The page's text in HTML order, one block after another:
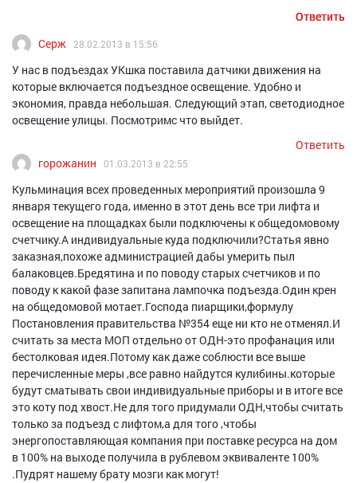
Ответить
Ответить
Ответить
Серж
28.02.2013 в 15:56
У нас в подъездах УКшка поставила датчики движения на
которые включается подъездное освещение. Удобно и
экономия, правда небольшая. Следующий этап, светодиодное
освещение улицы. Посмотримс что выйдет.
Ответить
горожанин
01.03.2013 в 22:55
Кульминация всех проведенных мероприятий произошла 9
января текущего года, именно в этот день все три лифта и
освещение на площадках были подключены к общедомовому
счетчику.А индивидуальные куда подключили?Статья явно
заказная,похоже администрацией дабы умерить пыл
балаковцев.Бредятина и по поводу старых счетчиков и по
поводу к какой фазе запитана лампочка подъезда.Один крен
на общедомовой мотает.Господа пиарщики,формулу
Постановления правительства №354 еще ни кто не отменял.И
считать за места МОП отдельно от ОДН-это профанация или
бестолковая идея.Потому как даже соблюсти все выше
перечисленные меры ,все равно найдутся кулибины.которые
будут сматывать свои индивидуальные приборы и в итоге все
это коту под хвост.Не для того придумали ОДН,чтобы считать
только за подъезд с лифтом,а для того ,чтобы
энергопоставляющая компания при поставке ресурса на дом
в 100% на выходе получила в рублевом эквиваленте 100%
.Пудрят нашему брату мозги как могут!